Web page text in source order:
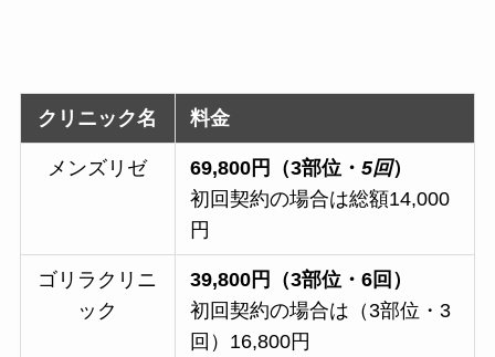
クリニック名 料金
メンズリゼ 69,800円（3部位・5回）
初回契約の場合は総額14,000
円
ゴリラクリニ
ック
39,800円（3部位・6回）
初回契約の場合は（3部位・3
回）16,800円